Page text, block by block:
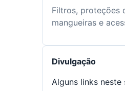
Filtros, proteções
mangueiras e
Divulgação
Alguns links